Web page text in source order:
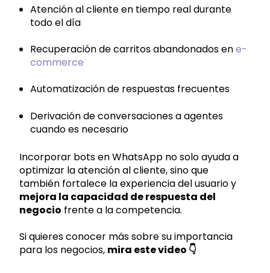
Atención al cliente en tiempo real durante
todo el día
Recuperación de carritos abandonados ene-
commerce
Automatización de respuestas frecuentes
Derivación de conversaciones a agentes
cuando es necesario
Incorporar bots en WhatsApp no solo ayuda a
optimizar la atención al cliente, sino que
también fortalece la experiencia del usuario y
mejora la capacidad de respuesta del
negocio frente a la competencia.
Si quieres conocer más sobre su importancia
para los negocios, mira este video 👇